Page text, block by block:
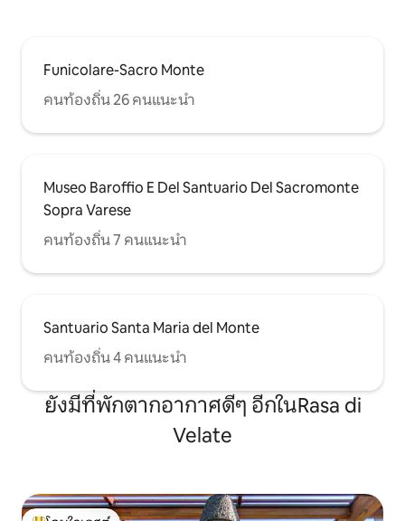
ใบไม้: ภาพวาดสตูดิโอของ Clelia ลูกสาวของ
ลานบ้านคาเฟ่ถ้ำเล็กๆสำหรับระบายความ
ร้องเพลง กัปตันวิลเฮล์มล็อคหลานชายของ
ต่อมาลูกสาวของเขาสร้างหลุมฝังศพใน
ความทรงจำของเขา ในสุสานเล็กๆ - กระโจม
ของ Blevio เป็นไปได้ที่จะไปเยี่ยมชมหลุมฝัง
ศพของ Giuditta Pasta ที่เสียชีวิตในปี 1865
Funicolare-Sacro Monte
คนท้องถิ่น 26 คนแนะนำ
Museo Baroffio E Del Santuario Del Sacromonte
Sopra Varese
คนท้องถิ่น 7 คนแนะนำ
Santuario Santa Maria del Monte
คนท้องถิ่น 4 คนแนะนำ
ยังมีที่พักตากอากาศดีๆ อีกในRasa di
Velate